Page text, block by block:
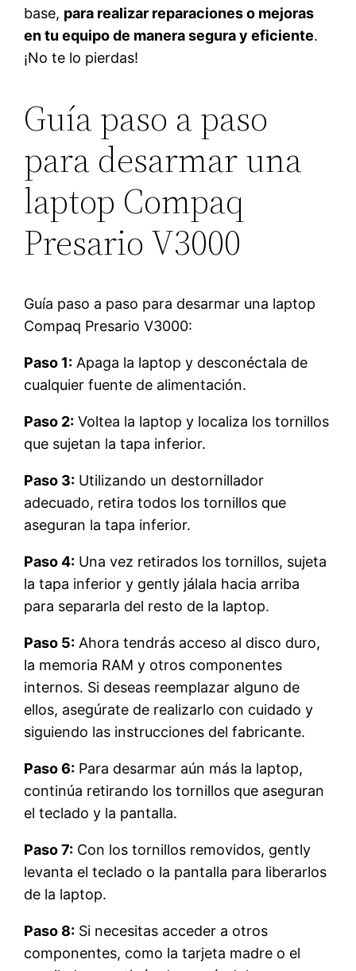
base, para realizar reparaciones o mejoras
en tu equipo de manera segura y eficiente.
¡No te lo pierdas!
Guía paso a paso
para desarmar una
laptop Compaq
Presario V3000
Guía paso a paso para desarmar una laptop
Compaq Presario V3000:
Paso 1: Apaga la laptop y desconéctala de
cualquier fuente de alimentación.
Paso 2: Voltea la laptop y localiza los tornillos
que sujetan la tapa inferior.
Paso 3: Utilizando un destornillador
adecuado, retira todos los tornillos que
aseguran la tapa inferior.
Paso 4: Una vez retirados los tornillos, sujeta
la tapa inferior y gently jálala hacia arriba
para separarla del resto de la laptop.
Paso 5: Ahora tendrás acceso al disco duro,
la memoria RAM y otros componentes
internos. Si deseas reemplazar alguno de
ellos, asegúrate de realizarlo con cuidado y
siguiendo las instrucciones del fabricante.
Paso 6: Para desarmar aún más la laptop,
continúa retirando los tornillos que aseguran
el teclado y la pantalla.
Paso 7: Con los tornillos removidos, gently
levanta el teclado o la pantalla para liberarlos
de la laptop.
Paso 8: Si necesitas acceder a otros
componentes, como la tarjeta madre o el